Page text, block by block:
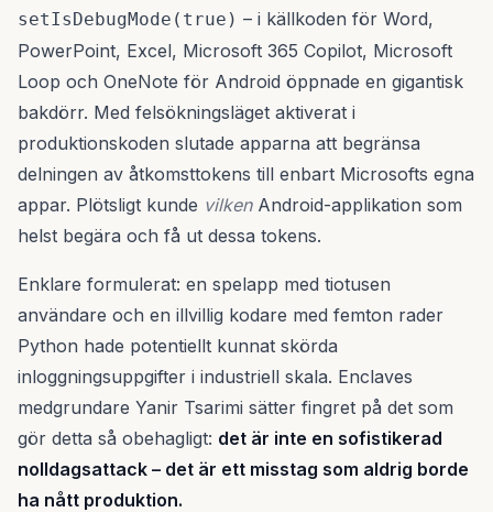
setIsDebugMode(true) – i källkoden för Word,
PowerPoint, Excel, Microsoft 365 Copilot, Microsoft
Loop och OneNote för Android öppnade en gigantisk
bakdörr. Med felsökningsläget aktiverat i
produktionskoden slutade apparna att begränsa
delningen av åtkomsttokens till enbart Microsofts egna
appar. Plötsligt kunde vilkenAndroid-applikation som
helst begära och få ut dessa tokens.
Enklare formulerat: en spelapp med tiotusen
användare och en illvillig kodare med femton rader
Python hade potentiellt kunnat skörda
inloggningsuppgifter i industriell skala. Enclaves
medgrundare Yanir Tsarimi sätter fingret på det som
gör detta så obehagligt: det är inte en sofistikerad
nolldagsattack – det är ett misstag som aldrig borde
ha nått produktion.